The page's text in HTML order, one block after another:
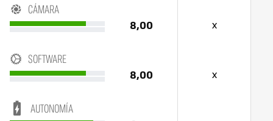
CÁMARA
8,00 x
SOFTWARE
8,00 x
AUTONOMÍA